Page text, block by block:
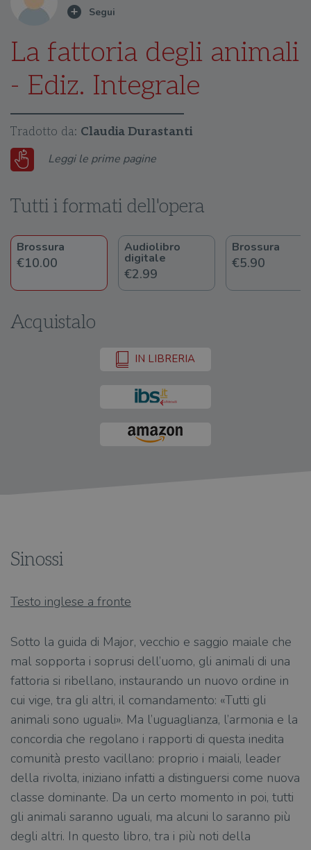
La fattoria degli animali
- Ediz. Integrale
Tradotto da: Claudia Durastanti
Leggi le prime pagine
Tutti i formati dell'opera
Brossura
€10.00
Audiolibro
digitale
€2.99
Brossura
€5.90
Acquistalo
IN LIBRERIA
Sinossi
Testo inglese a fronte
Sotto la guida di Major, vecchio e saggio maiale che
mal sopporta i soprusi dell’uomo, gli animali di una
fattoria si ribellano, instaurando un nuovo ordine in
cui vige, tra gli altri, il comandamento: «Tutti gli
animali sono uguali». Ma l’uguaglianza, l’armonia e la
concordia che regolano i rapporti di questa inedita
comunità presto vacillano: proprio i maiali, leader
della rivolta, iniziano infatti a distinguersi come nuova
classe dominante. Da un certo momento in poi, tutti
gli animali saranno uguali, ma alcuni lo saranno più
degli altri. In questo libro, tra i più noti della